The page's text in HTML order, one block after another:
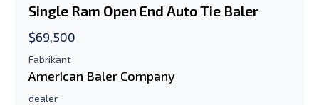
Single Ram Open End Auto Tie Baler
$69,500
Fabrikant
American Baler Company
dealer